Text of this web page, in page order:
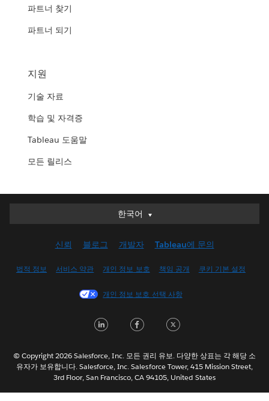
파트너 찾기
파트너 되기
지원
기술 자료
학습 및 자격증
Tableau 도움말
모든 릴리스
한국어
한국어
English (UK)
Français (Canada)
Italiano
Nederlands
Português
신뢰 블로그 개발자 Tableau에 문의
법적 정보 서비스 약관 개인 정보 보호 책임 공개 쿠키 기본 설정
개인 정보 보호 선택 사항
n
k
e
c
e
b
i
t
t
© Copyright 2026 Salesforce, Inc. 모든 권리 유보. 다양한 상표는 각 해당 소
유자가 보유합니다. Salesforce, Inc. Salesforce Tower, 415 Mission Street,
3rd Floor, San Francisco, CA 94105, United States